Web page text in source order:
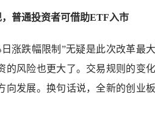
普通投资者可借助ETF入市
涨跌幅限制”无疑是此次改革最
的风险也更大了。交易规则的变
向发展。换句话说，全新的创业